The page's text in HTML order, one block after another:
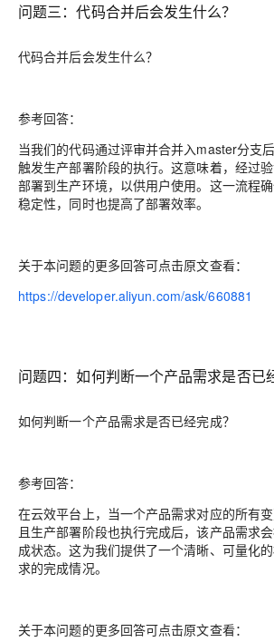
问题三：代码合并后会发生什么？
代码合并后会发生什么？
参考回答：
当我们的代码通过评审并合并入master分支
触发生产部署阶段的执行。这意味着，经过
部署到生产环境，以供用户使用。这一流程
稳定性，同时也提高了部署效率。
关于本问题的更多回答可点击原文查看：
https://developer.aliyun.com/ask/660881
问题四：如何判断一个产品需求是否已
如何判断一个产品需求是否已经完成？
参考回答：
在云效平台上，当一个产品需求对应的所有变
且生产部署阶段也执行完成后，该产品需求
成状态。这为我们提供了一个清晰、可量化
求的完成情况。
关于本问题的更多回答可点击原文查看：